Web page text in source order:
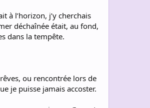
à l’horizon, j’y cherchais
déchaînée était, au fond,
dans la tempête.
ou rencontrée lors de
je puisse jamais accoster.